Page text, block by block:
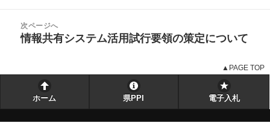
稿:
次ページへ
次
情報共有システム活用試行要領の策定について
▲PAGE TOP
ホーム 県PPI 電子入札